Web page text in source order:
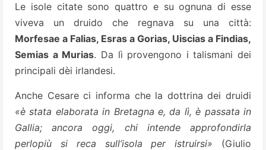
Le isole citate sono quattro e su ognuna di esse
viveva un druido che regnava su una città:
Morfesae a Falias, Esras a Gorias, Uiscias a Findias,
Semias a Murias. Da lì provengono i talismani dei
principali dèi irlandesi.
Anche Cesare ci informa che la dottrina dei druidi
«è stata elaborata in Bretagna e, da lì, è passata in
Gallia; ancora oggi, chi intende approfondirla
perlopiù si reca sull’isola per istruirsi» (Giulio